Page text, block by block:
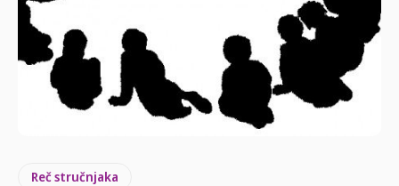
Reč stručnjaka